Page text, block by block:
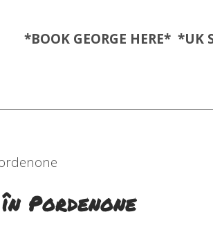
*BOOK GEORGE HERE* *UK
în Pordenone